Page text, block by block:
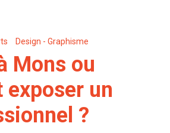
Design - Graphisme
Mons ou
un
?